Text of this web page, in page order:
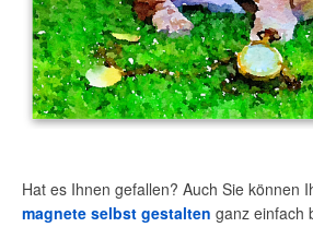
Hat es Ihnen gefallen? Auch Sie können
magnete selbst gestalten ganz einfach